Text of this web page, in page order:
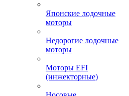
Японские лодочные
моторы
Недорогие лодочные
моторы
Моторы EFI
(инжекторные)